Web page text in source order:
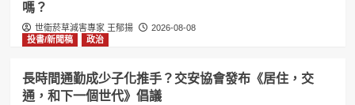
嗎？
世衛菸草減害專家 王郁揚
2026-08-08
投書/新聞稿
政治
長時間通勤成少子化推手？交安協會發布《居住，交
通，和下一個世代》倡議